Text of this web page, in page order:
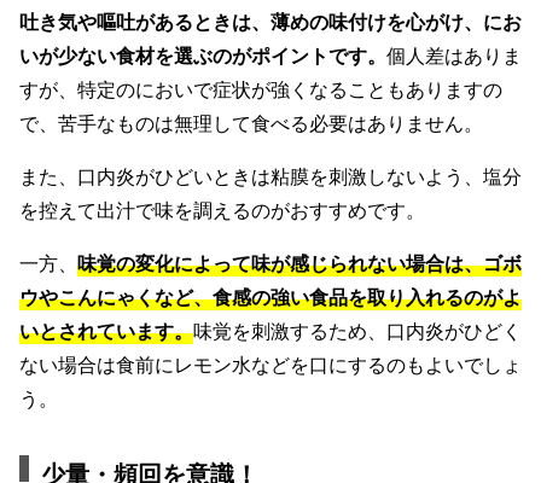
吐き気や嘔吐があるときは、薄めの味付けを心がけ、にお
いが少ない食材を選ぶのがポイントです。 個人差はありま
すが、特定のにおいで症状が強くなることもありますの
で、苦手なものは無理して食べる必要はありません。
また、口内炎がひどいときは粘膜を刺激しないよう、塩分
を控えて出汁で味を調えるのがおすすめです。
一方、 味覚の変化によって味が感じられない場合は、ゴボ
ウやこんにゃくなど、食感の強い食品を取り入れるのがよ
いとされています。味覚を刺激するため、口内炎がひどく
ない場合は食前にレモン水などを口にするのもよいでしょ
う。
少量・頻回を意識！